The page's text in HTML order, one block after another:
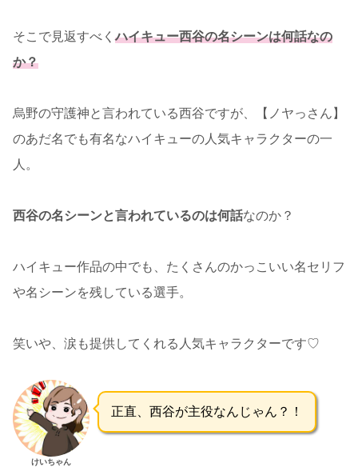
そこで見返すべくハイキュー西谷の名シーンは何話なの
か？
烏野の守護神と言われている西谷ですが、【ノヤっさん】
のあだ名でも有名なハイキューの人気キャラクターの一
人。
西谷の名シーンと言われているのは何話なのか？
ハイキュー作品の中でも、たくさんのかっこいい名セリフ
や名シーンを残している選手。
笑いや、涙も提供してくれる人気キャラクターです♡
けいちゃん
正直、西谷が主役なんじゃん？！